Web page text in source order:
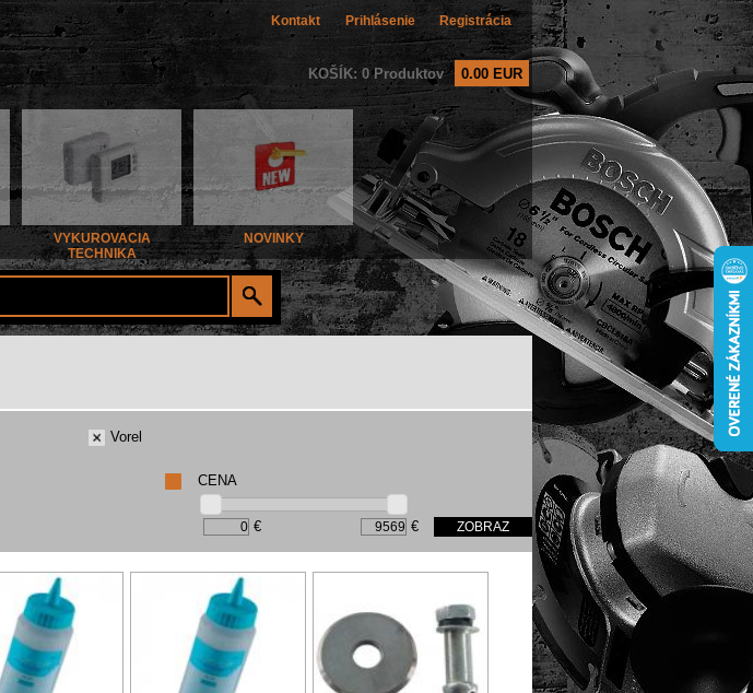
Kontakt Prihlásenie Registrácia
KOŠÍK: 0 Produktov 0.00 EUR
VYKUROVACIA
TECHNIKA
NOVINKY
Vorel
CENA
€ €